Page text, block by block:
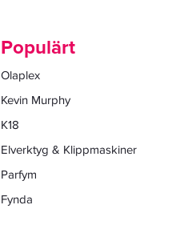
Populärt
Olaplex
Kevin Murphy
K18
Elverktyg & Klippmaskiner
Parfym
Fynda